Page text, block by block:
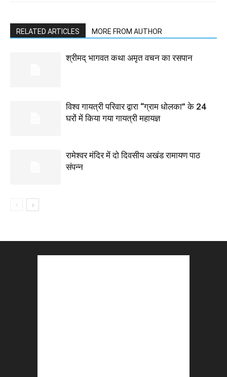
RELATED ARTICLES MORE FROM AUTHOR
श्रीमद् भागवत कथा अमृत वचन का रसपान
विश्व गायत्री परिवार द्वारा “ग्राम धोलका” के 24
घरों में किया गया गायत्री महायज्ञ
रामेश्वर मंदिर में दो दिवसीय अखंड रामायण पाठ
संपन्न